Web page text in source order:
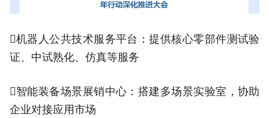
机器人公共技术服务平台：提供核心零部件测试验
证、中试熟化、仿真等服务
智能装备场景展销中心：搭建多场景实验室，协助
企业对接应用市场